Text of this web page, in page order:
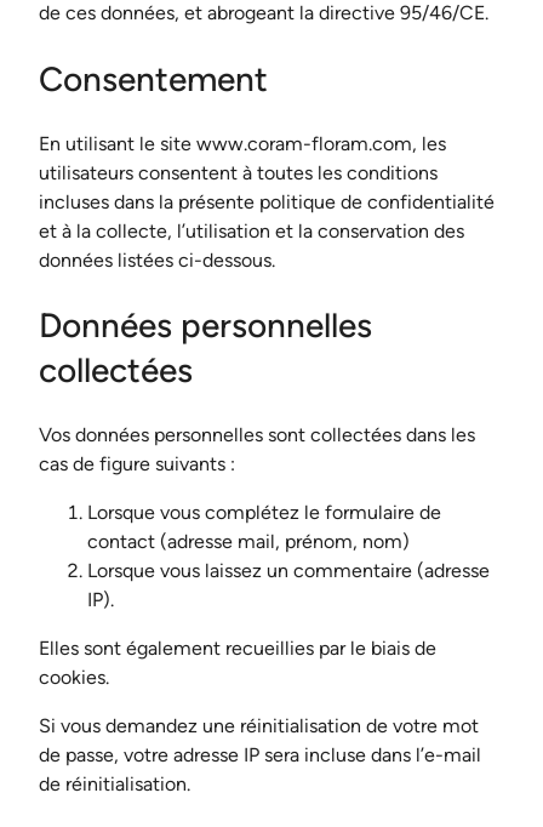
de ces données, et abrogeant la directive 95/46/CE.
Consentement
En utilisant le site www.coram-floram.com, les
utilisateurs consentent à toutes les conditions
incluses dans la présente politique de confidentialité
et à la collecte, l’utilisation et la conservation des
données listées ci-dessous.
Données personnelles
collectées
Vos données personnelles sont collectées dans les
cas de figure suivants :
Lorsque vous complétez le formulaire de
contact (adresse mail, prénom, nom)
Lorsque vous laissez un commentaire (adresse
IP).
Elles sont également recueillies par le biais de
cookies.
Si vous demandez une réinitialisation de votre mot
de passe, votre adresse IP sera incluse dans l’e-mail
de réinitialisation.